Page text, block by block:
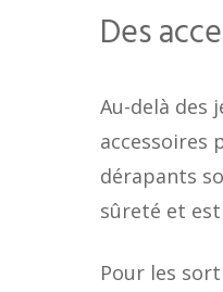
Des
Au-delà des
accessoires
dérapants
sûreté et
Pour les